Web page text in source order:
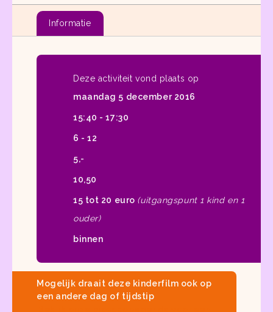
Informatie
Deze activiteit vond plaats op
maandag 5 december 2016
15:40 - 17:30
6 - 12
5,-
10,50
15 tot 20 euro (uitgangspunt 1 kind en 1
ouder)
binnen
Mogelijk draait deze kinderfilm ook op
een andere dag of tijdstip